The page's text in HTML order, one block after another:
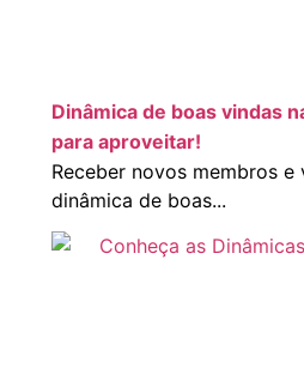
Dinâmica de boas vindas
para aproveitar!
Receber novos membros
dinâmica de boas...